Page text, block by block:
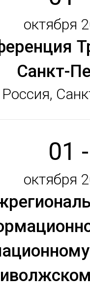
октября
Санкт-
Россия,
01
октября